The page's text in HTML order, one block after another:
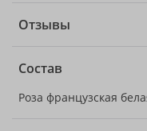
Отзывы
Состав
Роза французская